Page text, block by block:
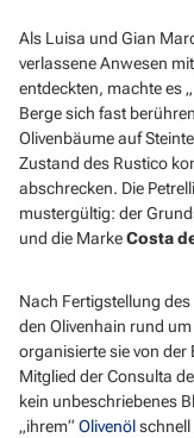
Als Luisa und Gian
verlassene Anwesen
entdeckten, machte es
Berge sich fast
Olivenbäume auf
Zustand des Rustico
abschrecken. Die
mustergültig: der
und die MarkeCosta
Nach Fertigstellung
den Olivenhain rund
organisierte sie von der
Mitglied der Consulta
kein unbeschriebenes
„ihrem“ Olivenölschnell